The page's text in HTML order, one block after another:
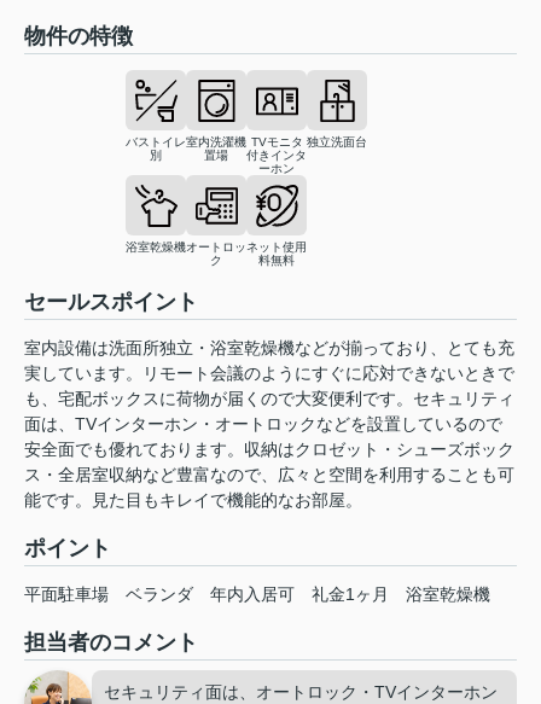
物件の特徴
バストイレ
別
室内洗濯機
置場
TVモニタ
付きインタ
ーホン
独立洗面台
浴室乾燥機オートロッ
ク
ネット使用
料無料
セールスポイント
室内設備は洗面所独立・浴室乾燥機などが揃っており、とても充
実しています。リモート会議のようにすぐに応対できないときで
も、宅配ボックスに荷物が届くので大変便利です。セキュリティ
面は、TVインターホン・オートロックなどを設置しているので
安全面でも優れております。収納はクロゼット・シューズボック
ス・全居室収納など豊富なので、広々と空間を利用することも可
能です。見た目もキレイで機能的なお部屋。
ポイント
平面駐車場 ベランダ 年内入居可 礼金1ヶ月 浴室乾燥機
担当者のコメント
セキュリティ面は、オートロック・TVインターホン